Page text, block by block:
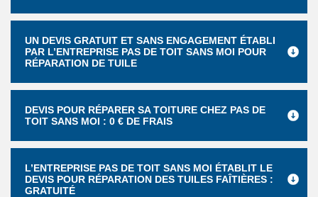
UN DEVIS GRATUIT ET SANS ENGAGEMENT ÉTABLI
PAR L’ENTREPRISE PAS DE TOIT SANS MOI POUR
RÉPARATION DE TUILE
DEVIS POUR RÉPARER SA TOITURE CHEZ PAS DE
TOIT SANS MOI : 0 € DE FRAIS
L’ENTREPRISE PAS DE TOIT SANS MOI ÉTABLIT LE
DEVIS POUR RÉPARATION DES TUILES FAÎTIÈRES :
GRATUITÉ